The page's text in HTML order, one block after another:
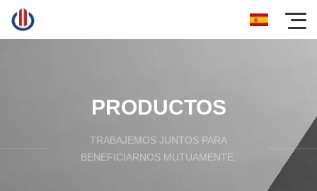
PRODUCTOS
TRABAJEMOS JUNTOS PARA
BENEFICIARNOS MUTUAMENTE.